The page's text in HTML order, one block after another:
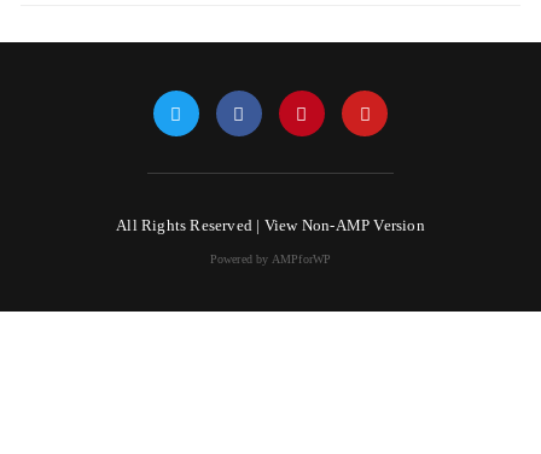
All Rights Reserved | View Non-AMP Version
Powered by AMPforWP